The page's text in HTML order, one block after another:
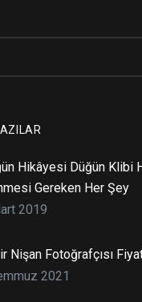
Hikâyesi Düğün Klibi
Gereken Her Şey
2019
Nişan Fotoğrafçısı
2021